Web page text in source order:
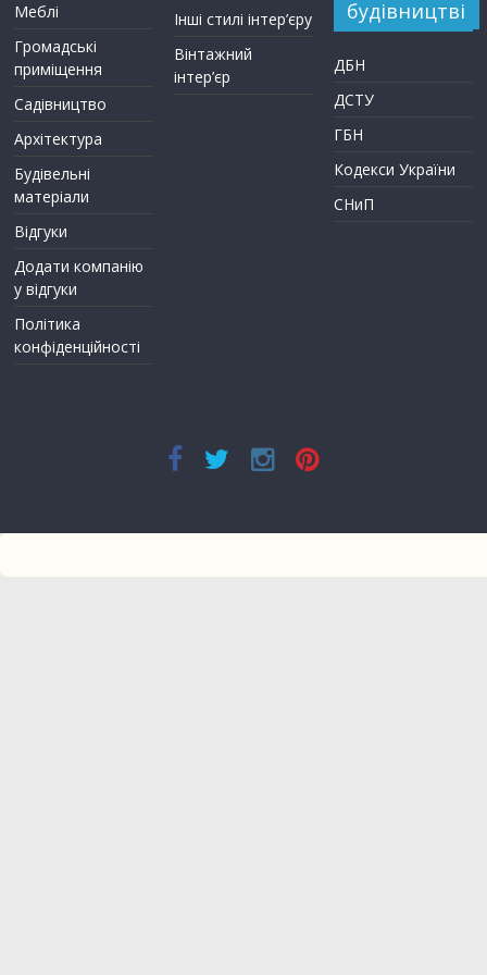
Меблі
Громадські
приміщення
Садівництво
Архітектура
Будівельні
матеріали
Відгуки
Додати компанію
у відгуки
Політика
конфіденційності
Інші стилі інтер’єру
Вінтажний
інтер’єр
будівництві
ДБН
ДСТУ
ГБН
Кодекси України
СНиП